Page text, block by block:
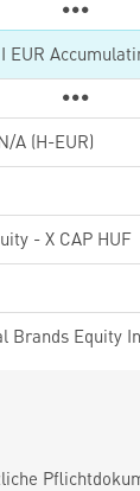
EUR
A (H-EUR)
- X CAP HUF